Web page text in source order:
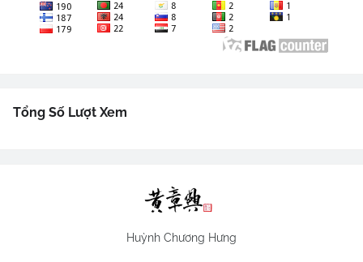
Tổng Số Lượt Xem
Huỳnh Chương Hưng